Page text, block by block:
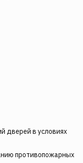
дверей в условиях
противопожарных